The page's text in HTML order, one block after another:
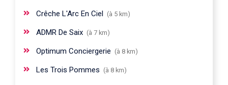
Crêche L'Arc En Ciel (à 5 km)
ADMR De Saix (à 7 km)
Optimum Conciergerie (à 8 km)
Les Trois Pommes (à 8 km)